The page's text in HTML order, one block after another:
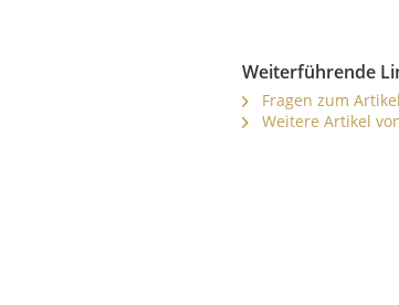
Weiterführende
Fragen zum
Weitere Artikel